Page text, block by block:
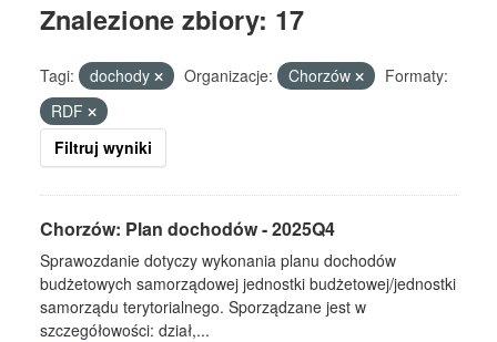
Znalezione zbiory: 17
Tagi: dochody Organizacje: Chorzów
Formaty:
RDF
Filtruj wyniki
Chorzów: Plan dochodów - 2025Q4
Sprawozdanie dotyczy wykonania planu dochodów
budżetowych samorządowej jednostki budżetowej/jednostki
samorządu terytorialnego. Sporządzane jest w
szczegółowości: dział,...